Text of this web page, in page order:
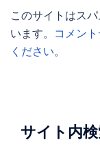
このサイトはス
います。 コメン
ください。
サイト内